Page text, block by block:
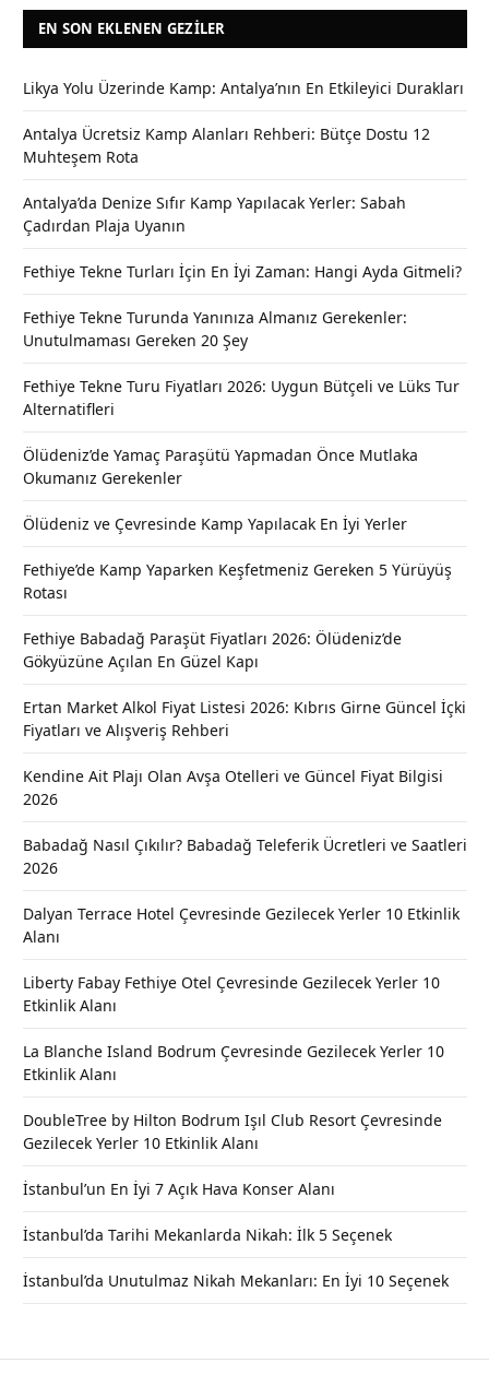
EN SON EKLENEN GEZILER
Likya Yolu Üzerinde Kamp: Antalya’nın En Etkileyici Durakları
Antalya Ücretsiz Kamp Alanları Rehberi: Bütçe Dostu 12
Muhteşem Rota
Antalya’da Denize Sıfır Kamp Yapılacak Yerler: Sabah
Çadırdan Plaja Uyanın
Fethiye Tekne Turları İçin En İyi Zaman: Hangi Ayda Gitmeli?
Fethiye Tekne Turunda Yanınıza Almanız Gerekenler:
Unutulmaması Gereken 20 Şey
Fethiye Tekne Turu Fiyatları 2026: Uygun Bütçeli ve Lüks Tur
Alternatifleri
Ölüdeniz’de Yamaç Paraşütü Yapmadan Önce Mutlaka
Okumanız Gerekenler
Ölüdeniz ve Çevresinde Kamp Yapılacak En İyi Yerler
Fethiye’de Kamp Yaparken Keşfetmeniz Gereken 5 Yürüyüş
Rotası
Fethiye Babadağ Paraşüt Fiyatları 2026: Ölüdeniz’de
Gökyüzüne Açılan En Güzel Kapı
Ertan Market Alkol Fiyat Listesi 2026: Kıbrıs Girne Güncel İçki
Fiyatları ve Alışveriş Rehberi
Kendine Ait Plajı Olan Avşa Otelleri ve Güncel Fiyat Bilgisi
2026
Babadağ Nasıl Çıkılır? Babadağ Teleferik Ücretleri ve Saatleri
2026
Dalyan Terrace Hotel Çevresinde Gezilecek Yerler 10 Etkinlik
Alanı
Liberty Fabay Fethiye Otel Çevresinde Gezilecek Yerler 10
Etkinlik Alanı
La Blanche Island Bodrum Çevresinde Gezilecek Yerler 10
Etkinlik Alanı
DoubleTree by Hilton Bodrum Işıl Club Resort Çevresinde
Gezilecek Yerler 10 Etkinlik Alanı
İstanbul’un En İyi 7 Açık Hava Konser Alanı
İstanbul’da Tarihi Mekanlarda Nikah: İlk 5 Seçenek
İstanbul’da Unutulmaz Nikah Mekanları: En İyi 10 Seçenek